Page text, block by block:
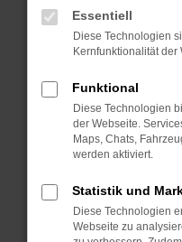
Laden andere
Prüfe deine
Manche
können das
verhindern.
anderen
Fenster?
Starte dein
Essentiell
Diese Technologien
Kernfunktionalität
Funktional
Diese Technologien
der Webseite.
Maps, Chats,
werden aktiviert.
Statistik und
Diese Technologien
Webseite zu